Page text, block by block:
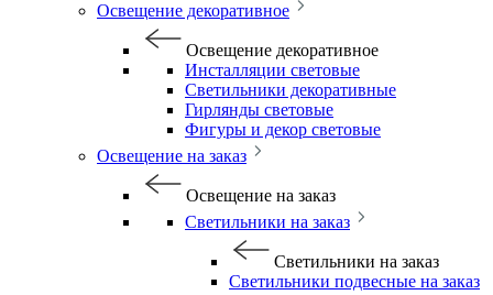
Освещение декоративное
Освещение декоративное
Инсталляции световые
Светильники декоративные
Гирлянды световые
Фигуры и декор световые
Освещение на заказ
Освещение на заказ
Светильники на заказ
Светильники на заказ
Светильники подвесные на заказ